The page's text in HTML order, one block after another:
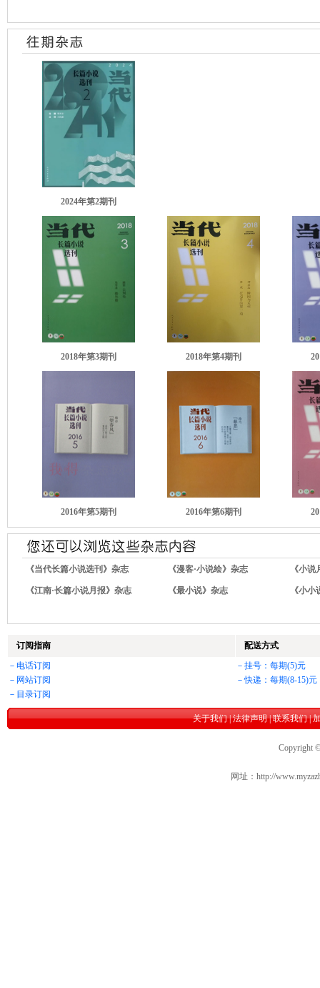
2024年第2期刊
2018年第3期刊 2018年第4期刊
2016年第5期刊 2016年第6期刊
《当代长篇小说选刊》杂志 《漫客·小说绘》杂志 《小
《江南·长篇小说月报》杂志 《最小说》杂志 《小